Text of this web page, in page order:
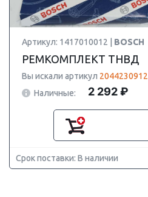
Артикул: 1417010012 | BOSCH
РЕМКОМПЛЕКТ ТНВД
Вы искали артикул 2044230912
Наличные:
2 292 ₽
Срок поставки: В наличии